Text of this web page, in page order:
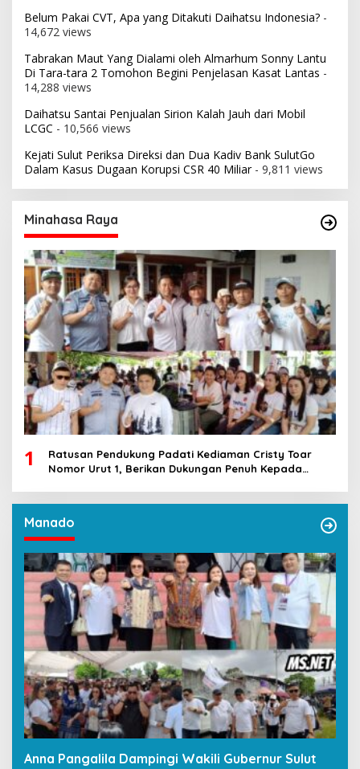
Belum Pakai CVT, Apa yang Ditakuti Daihatsu Indonesia? -
14,672 views
Tabrakan Maut Yang Dialami oleh Almarhum Sonny Lantu
Di Tara-tara 2 Tomohon Begini Penjelasan Kasat Lantas -
14,288 views
Daihatsu Santai Penjualan Sirion Kalah Jauh dari Mobil
LCGC - 10,566 views
Kejati Sulut Periksa Direksi dan Dua Kadiv Bank SulutGo
Dalam Kasus Dugaan Korupsi CSR 40 Miliar- 9,811 views
Minahasa Raya
1
Ratusan Pendukung Padati Kediaman Cristy Toar
Nomor Urut 1, Berikan Dukungan Penuh Kepada
Manado
Anna Pangalila Dampingi Wakili Gubernur Sulut